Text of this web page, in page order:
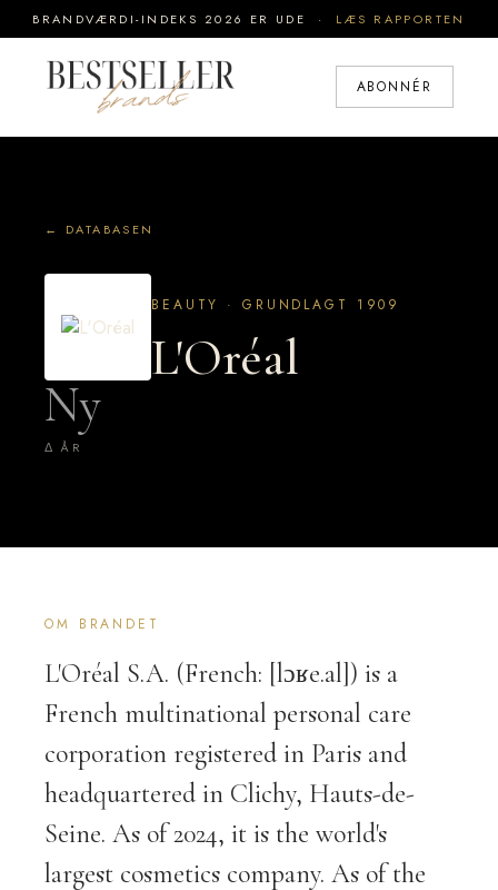
BRANDVÆRDI-INDEKS 2026 ER UDE · LÆS RAPPORTEN
ABONNÉR
← DATABASEN
BEAUTY · GRUNDLAGT 1909
L'Oréal
Ny
Δ ÅR
OM BRANDET
L'Oréal S.A. (French: [lɔʁe.al]) is a
French multinational personal care
corporation registered in Paris and
headquartered in Clichy, Hauts-de-
Seine. As of 2024, it is the world's
largest cosmetics company. As of the